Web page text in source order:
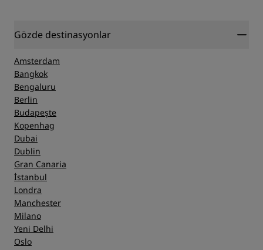
Gözde destinasyonlar
Amsterdam
Bangkok
Bengaluru
Berlin
Budapeşte
Kopenhag
Dubai
Dublin
Gran Canaria
İstanbul
Londra
Manchester
Milano
Yeni Delhi
Oslo